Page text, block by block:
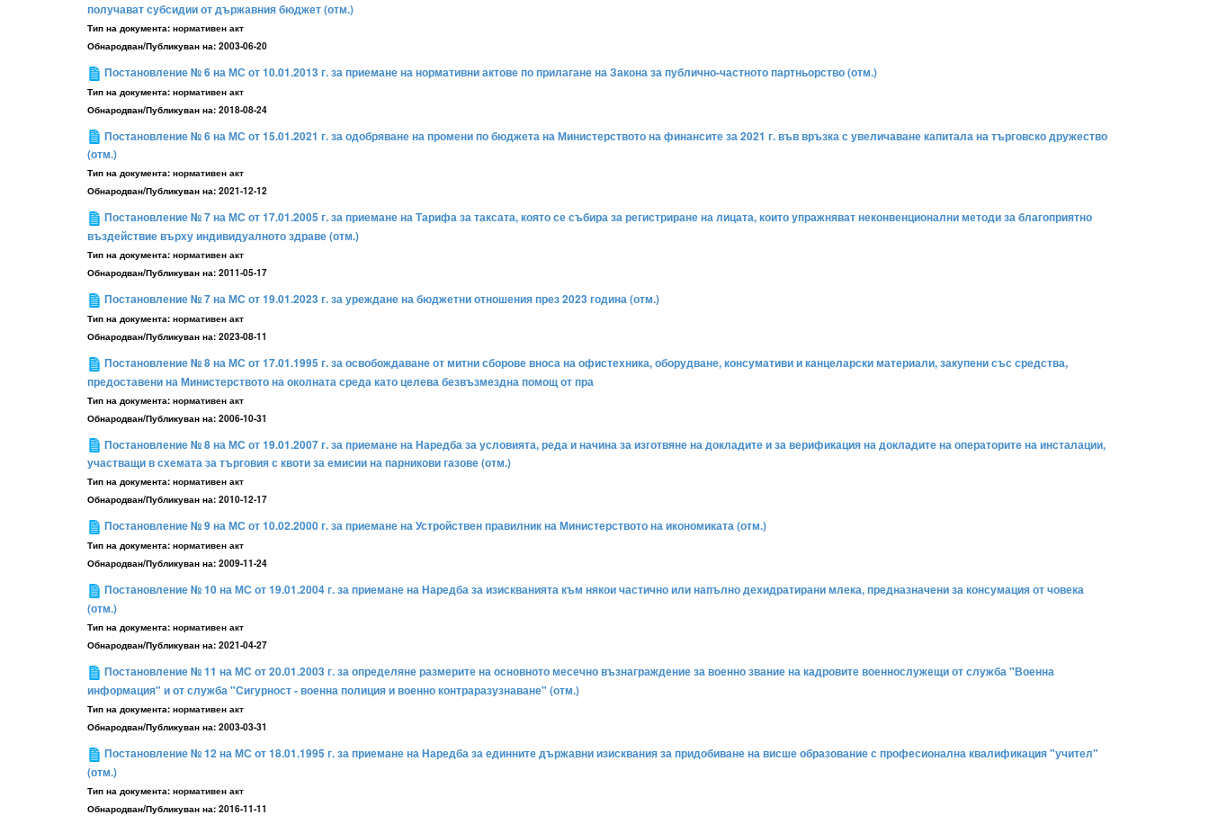
получават субсидии от държавния бюджет (отм.)
Тип на документа: нормативен акт
Обнародван/Публикуван на: 2003-06-20
Постановление № 6 на МС от 10.01.2013 г. за приемане на нормативни актове по прилагане на Закона за публично-частното партньорство (отм.)
Тип на документа: нормативен акт
Обнародван/Публикуван на: 2018-08-24
Постановление № 6 на МС от 15.01.2021 г. за одобряване на промени по бюджета на Министерството на финансите за 2021 г. във връзка с увеличаване капитала на търговско дружество
(отм.)
Тип на документа: нормативен акт
Обнародван/Публикуван на: 2021-12-12
Постановление № 7 на МС от 17.01.2005 г. за приемане на Тарифа за таксата, която се събира за регистриране на лицата, които упражняват неконвенционални методи за благоприятно
въздействие върху индивидуалното здраве (отм.)
Тип на документа: нормативен акт
Обнародван/Публикуван на: 2011-05-17
Постановление № 7 на МС от 19.01.2023 г. за уреждане на бюджетни отношения през 2023 година (отм.)
Тип на документа: нормативен акт
Обнародван/Публикуван на: 2023-08-11
Постановление № 8 на МС от 17.01.1995 г. за освобождаване от митни сборове вноса на офистехника, оборудване, консумативи и канцеларски материали, закупени със средства,
предоставени на Министерството на околната среда като целева безвъзмездна помощ от пра
Тип на документа: нормативен акт
Обнародван/Публикуван на: 2006-10-31
Постановление № 8 на МС от 19.01.2007 г. за приемане на Наредба за условията, реда и начина за изготвяне на докладите и за верификация на докладите на операторите на инсталации,
участващи в схемата за търговия с квоти за емисии на парникови газове (отм.)
Тип на документа: нормативен акт
Обнародван/Публикуван на: 2010-12-17
Постановление № 9 на МС от 10.02.2000 г. за приемане на Устройствен правилник на Министерството на икономиката (отм.)
Тип на документа: нормативен акт
Обнародван/Публикуван на: 2009-11-24
Постановление № 10 на МС от 19.01.2004 г. за приемане на Наредба за изискванията към някои частично или напълно дехидратирани млека, предназначени за консумация от човека
(отм.)
Тип на документа: нормативен акт
Обнародван/Публикуван на: 2021-04-27
Постановление № 11 на МС от 20.01.2003 г. за определяне размерите на основното месечно възнаграждение за военно звание на кадровите военнослужещи от служба "Военна
информация" и от служба "Сигурност - военна полиция и военно контраразузнаване" (отм.)
Тип на документа: нормативен акт
Обнародван/Публикуван на: 2003-03-31
Постановление № 12 на МС от 18.01.1995 г. за приемане на Наредба за единните държавни изисквания за придобиване на висше образование с професионална квалификация "учител"
(отм.)
Тип на документа: нормативен акт
Обнародван/Публикуван на: 2016-11-11